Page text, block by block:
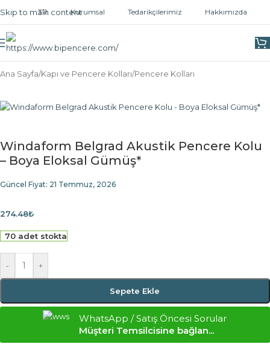
Skip to main content
TR Kurumsal Tedarikçilerimiz Hakkımızda
Ana Sayfa/Kapı ve Pencere Kolları/Pencere Kolları
Windaform Belgrad Akustik Pencere Kolu
– Boya Eloksal Gümüş*
Güncel Fiyat: 21 Temmuz, 2026
274.48₺
70 adet stokta
- +
Sepete Ekle
WhatsApp / Satış Öncesi Sorular
Müşteri Temsilcisine bağlan...